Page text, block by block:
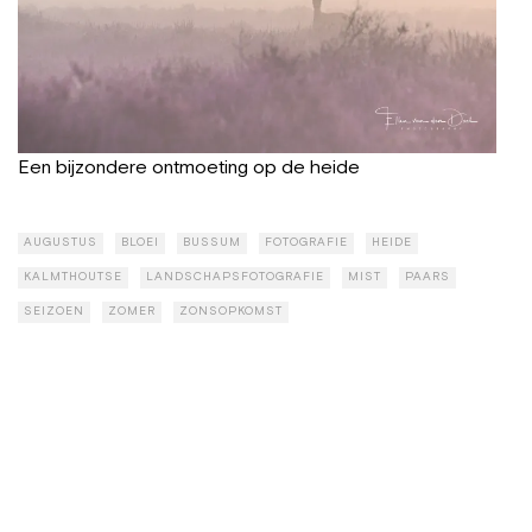
Een bijzondere ontmoeting op de heide
AUGUSTUS BLOEI BUSSUM FOTOGRAFIE HEIDE
KALMTHOUTSE LANDSCHAPSFOTOGRAFIE MIST PAARS
SEIZOEN ZOMER ZONSOPKOMST